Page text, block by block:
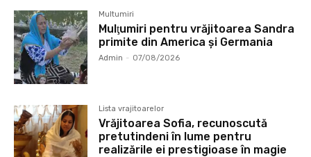
Multumiri
Mulţumiri pentru vrăjitoarea Sandra
primite din America și Germania
Admin - 07/08/2026
Lista vrajitoarelor
Vrăjitoarea Sofia, recunoscută
pretutindeni în lume pentru
realizările ei prestigioase în magie